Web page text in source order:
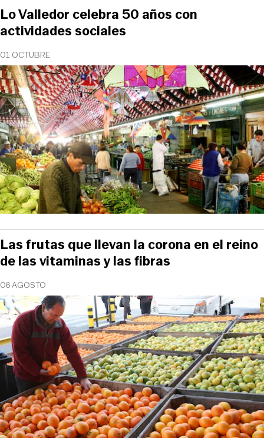
01 OCTUBRE
Lo Valledor celebra 50 años con
actividades sociales
06 AGOSTO
Las frutas que llevan la corona en el reino
de las vitaminas y las fibras